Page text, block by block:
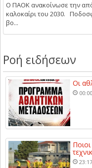
Ο ΠΑΟΚ ανακοίνωσε την
καλοκαίρι του 2030.
βο...
Ροή ειδήσεων
Οι
00:00
23:17